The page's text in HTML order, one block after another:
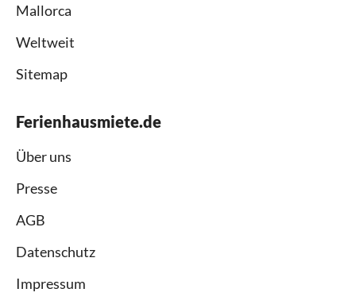
Mallorca
Weltweit
Sitemap
Ferienhausmiete.de
Über uns
Presse
AGB
Datenschutz
Impressum